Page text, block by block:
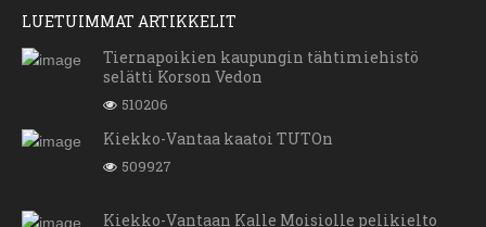
LUETUIMMAT ARTIKKELIT
Tiernapoikien kaupungin tähtimiehistö
selätti Korson Vedon
510206
Kiekko-Vantaa kaatoi TUTOn
509927
Kiekko-Vantaan Kalle Moisiolle pelikielto